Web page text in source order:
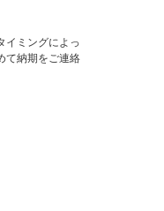
イミングによっ
て納期をご連絡